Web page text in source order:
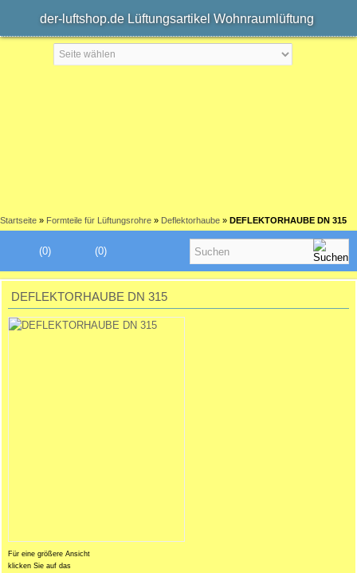
der-luftshop.de Lüftungsartikel Wohnraumlüftung
Startseite » Formteile für Lüftungsrohre » Deflektorhaube » DEFLEKTORHAUBE DN 315
(0)
(0)
DEFLEKTORHAUBE DN 315
Für eine größere Ansicht
klicken Sie auf das